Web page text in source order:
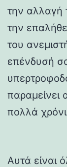
την αλλαγή
την
του
επένδυσή
παραμείνει
πολλά
Αυτά είναι